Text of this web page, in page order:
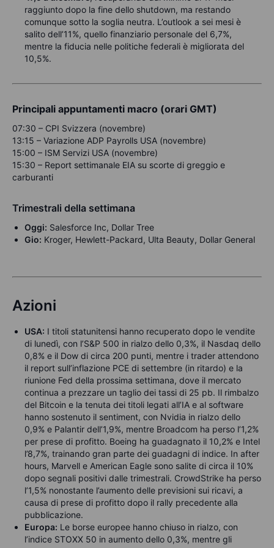
raggiunto dopo la fine dello shutdown, ma restando
comunque sotto la soglia neutra. L’outlook a sei mesi è
salito dell’11%, quello finanziario personale del 6,7%,
mentre la fiducia nelle politiche federali è migliorata del
10,5%.
Principali appuntamenti macro (orari GMT)
07:30 – CPI Svizzera (novembre)
13:15 – Variazione ADP Payrolls USA (novembre)
15:00 – ISM Servizi USA (novembre)
15:30 – Report settimanale EIA su scorte di greggio e
carburanti
Trimestrali della settimana
Oggi: Salesforce Inc, Dollar Tree
Gio: Kroger, Hewlett-Packard, Ulta Beauty, Dollar General
Azioni
USA: I titoli statunitensi hanno recuperato dopo le vendite
di lunedì, con l’S&P 500 in rialzo dello 0,3%, il Nasdaq dello
0,8% e il Dow di circa 200 punti, mentre i trader attendono
il report sull’inflazione PCE di settembre (in ritardo) e la
riunione Fed della prossima settimana, dove il mercato
continua a prezzare un taglio dei tassi di 25 pb. Il rimbalzo
del Bitcoin e la tenuta dei titoli legati all’IA e al software
hanno sostenuto il sentiment, con Nvidia in rialzo dello
0,9% e Palantir dell’1,9%, mentre Broadcom ha perso l’1,2%
per prese di profitto. Boeing ha guadagnato il 10,2% e Intel
l’8,7%, trainando gran parte dei guadagni di indice. In after
hours, Marvell e American Eagle sono salite di circa il 10%
dopo segnali positivi dalle trimestrali. CrowdStrike ha perso
l’1,5% nonostante l’aumento delle previsioni sui ricavi, a
causa di prese di profitto dopo il rally precedente alla
pubblicazione.
Europa: Le borse europee hanno chiuso in rialzo, con
l’indice STOXX 50 in aumento dello 0,3%, mentre gli